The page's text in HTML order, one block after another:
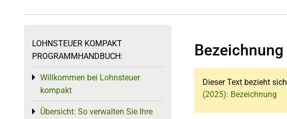
Bezeichnung
Dieser Text bezieht
(2025): Bezeichnung
LOHNSTEUER KOMPAKT
PROGRAMMHANDBUCH:
Willkommen bei Lohnsteuer
kompakt
Toggle menu
Übersicht: So verwalten Sie Ihre
Toggle menu